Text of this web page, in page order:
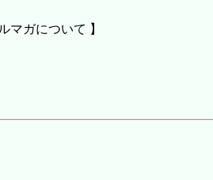
マガについて 】